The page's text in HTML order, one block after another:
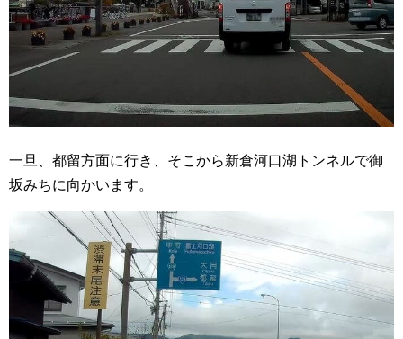
一旦、都留方面に行き、そこから新倉河口湖トンネルで御
坂みちに向かいます。